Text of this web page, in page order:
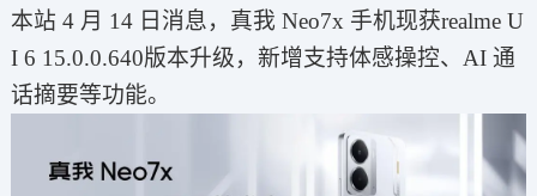
本站 4 月 14 日消息，真我 Neo7x 手机现获realme U
I 6 15.0.0.640版本升级，新增支持体感操控、AI 通
话摘要等功能。